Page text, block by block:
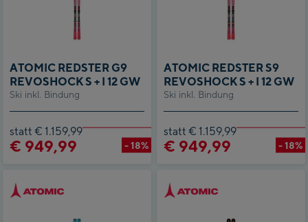
Ski inkl. Bindung
ATOMIC REDSTER G9
REVOSHOCK S + I 12 GW
statt € 1.159,99
€ 949,99 - 18%
Ski inkl. Bindung
ATOMIC REDSTER S9
REVOSHOCK S + I 12 GW
statt € 1.159,99
€ 949,99 - 18%